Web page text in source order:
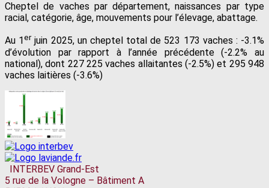
Cheptel de vaches par département, naissances par type
racial, catégorie, âge, mouvements pour l’élevage, abattage.
Au 1er juin 2025, un cheptel total de 523 173 vaches : -3.1%
d’évolution par rapport à l’année précédente (-2.2% au
national), dont 227 225 vaches allaitantes (-2.5%) et 295 948
vaches laitières (-3.6%)
INTERBEV Grand-Est
5 rue de la Vologne – Bâtiment A